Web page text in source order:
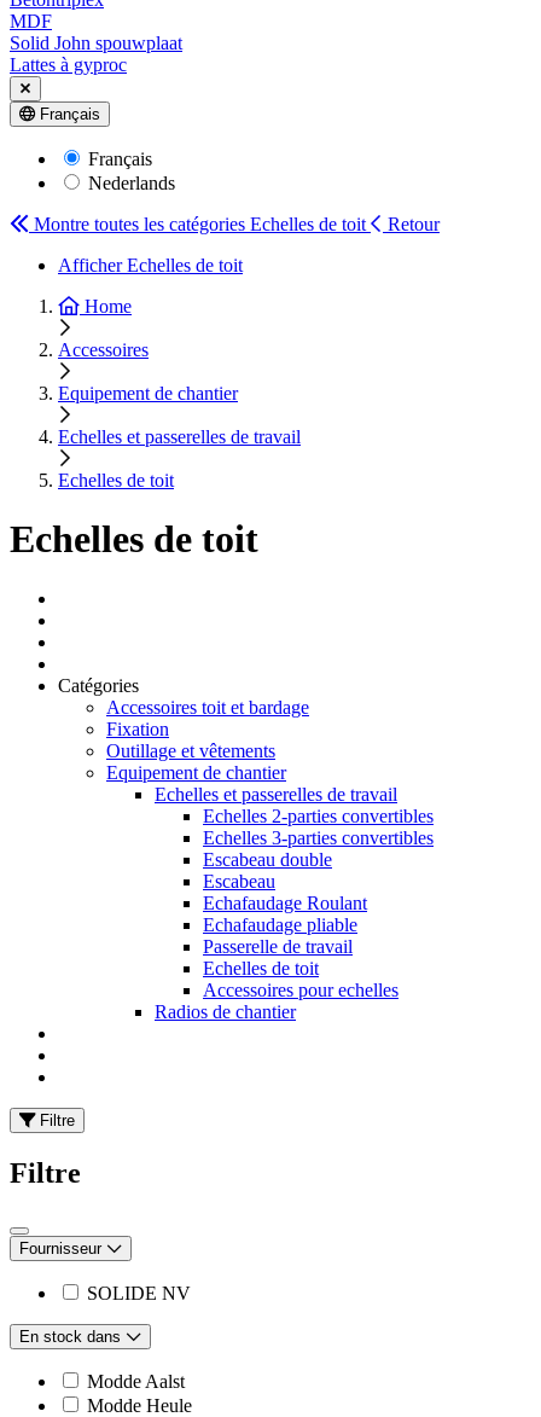
MDF
Solid John spouwplaat
Lattes à gyproc
Français
Français
Nederlands
Montre toutes les catégories Echelles de toit
Retour
Afficher Echelles de toit
Home
Accessoires
Equipement de chantier
Echelles et passerelles de travail
Echelles de toit
Echelles de toit
Catégories
Accessoires toit et bardage
Fixation
Outillage et vêtements
Equipement de chantier
Echelles et passerelles de travail
Echelles 2-parties convertibles
Echelles 3-parties convertibles
Escabeau double
Escabeau
Echafaudage Roulant
Echafaudage pliable
Passerelle de travail
Echelles de toit
Accessoires pour echelles
Radios de chantier
Filtre
Filtre
Fournisseur
SOLIDE NV
En stock dans
Modde Aalst
Modde Heule